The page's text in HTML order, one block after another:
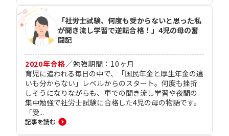
「社労士試験、何度も受からないと思った私
が聞き流し学習で逆転合格！」4児の母の奮
闘記
2020年合格／勉強期間： 10 ヶ月
育児に追われる毎日の中で、「国民年金と厚生年金の違
いも分からない」レベルからのスタート。何度も挫折
しそうになりながらも、車での聞き流し学習や夜間の
集中勉強で社労士試験に合格した4児の母の物語です。
「受...
記事を読む